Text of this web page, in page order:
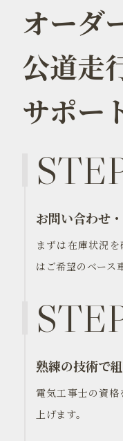
オーダ
公道走
サポー
お問い合わせ
まずは在庫状況
はご希望のベース
熟練の技術で
電気工事士の資
上げます。